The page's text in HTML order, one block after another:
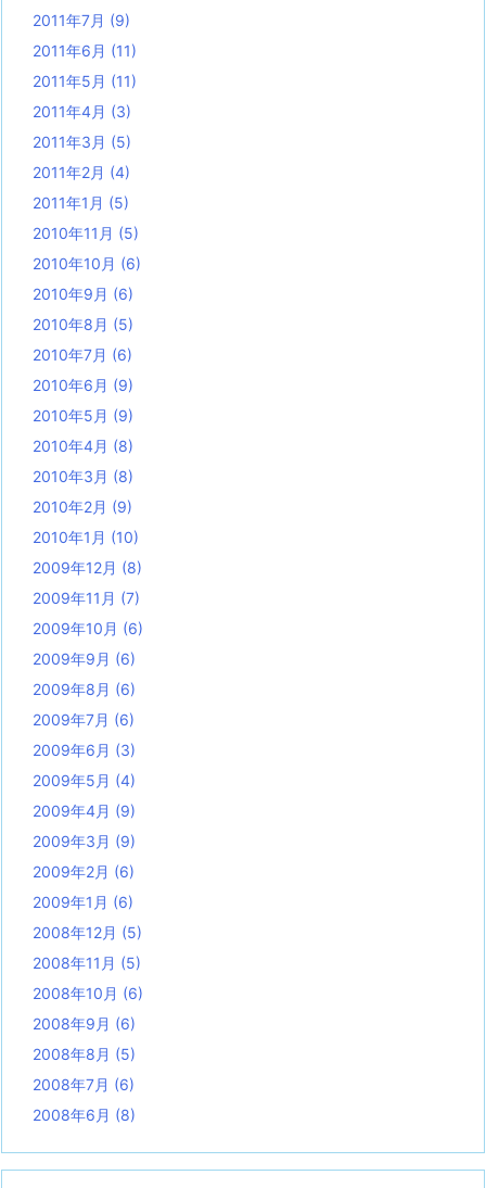
2011年7月 (9)
2011年6月 (11)
2011年5月 (11)
2011年4月 (3)
2011年3月 (5)
2011年2月 (4)
2011年1月 (5)
2010年11月 (5)
2010年10月 (6)
2010年9月 (6)
2010年8月 (5)
2010年7月 (6)
2010年6月 (9)
2010年5月 (9)
2010年4月 (8)
2010年3月 (8)
2010年2月 (9)
2010年1月 (10)
2009年12月 (8)
2009年11月 (7)
2009年10月 (6)
2009年9月 (6)
2009年8月 (6)
2009年7月 (6)
2009年6月 (3)
2009年5月 (4)
2009年4月 (9)
2009年3月 (9)
2009年2月 (6)
2009年1月 (6)
2008年12月 (5)
2008年11月 (5)
2008年10月 (6)
2008年9月 (6)
2008年8月 (5)
2008年7月 (6)
2008年6月 (8)